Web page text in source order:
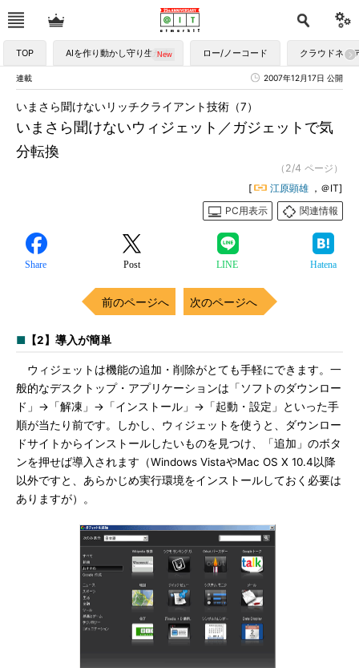
TOP AIを作り動かし守り生かす ロー/ノーコード クラウドネイ
連載 2007年12月17日 公開
いまさら聞けないウィジェット／ガジェットで気
分転換
いまさら聞けないリッチクライアント技術（7）
（2/4 ページ）
[
江原顕雄 ，＠IT]
PC用表示
関連情報
Share Post LINE Hatena
前のページへ 次のページへ
■ 【2】導入が簡単
ウィジェットは機能の追加・削除がとても手軽にできます。一
般的なデスクトップ・アプリケーションは「ソフトのダウンロー
ド」→「解凍」→「インストール」→「起動・設定」といった手
順が当たり前です。しかし、ウィジェットを使うと、ダウンロー
ドサイトからインストールしたいものを見つけ、「追加」のボタ
ンを押せば導入されます（Windows VistaやMac OS X 10.4以降
以外ですと、あらかじめ実行環境をインストールしておく必要は
ありますが）。